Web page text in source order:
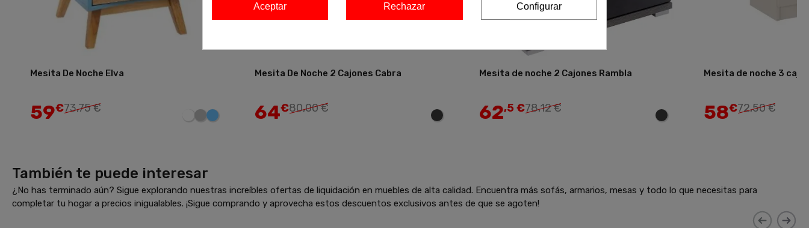
Mesita De Noche Elva
59€73,75 €
Mesita De Noche 2 Cajones Cabra
64€80,00 €
Mesita de noche 2 Cajones Rambla
62,5 €78,12 €
Mesita de noche 3
58€72,50 €
También te puede interesar
¿No has terminado aún? Sigue explorando nuestras increíbles ofertas de liquidación en muebles de alta calidad. Encuentra más sofás, armarios, mesas y todo lo que necesitas para
completar tu hogar a precios inigualables. ¡Sigue comprando y aprovecha estos descuentos exclusivos antes de que se agoten!
Aceptar Rechazar Configurar